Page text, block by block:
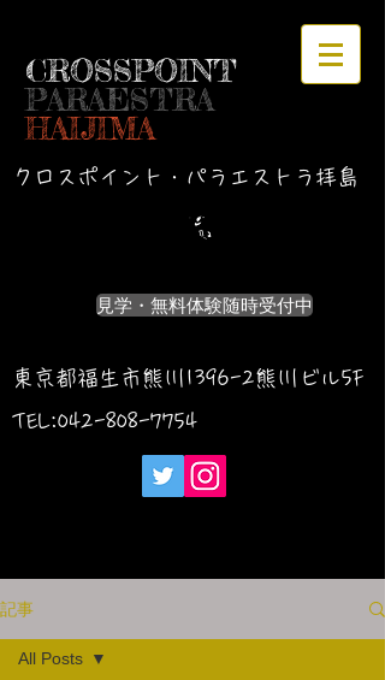
CROSSPOINT
PARAESTRA
HAIJIMA
クロスポイント・パラエストラ拝島
見学・無料体験随時受付中
東京都福生市熊川1396-2熊川ビル5F
TEL:042-808-7754
記事
All Posts